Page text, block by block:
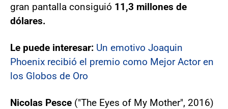
gran pantalla consiguió 11,3 millones de
dólares.
Le puede interesar: Un emotivo Joaquin
Phoenix recibió el premio como Mejor Actor en
los Globos de Oro
Nicolas Pesce ("The Eyes of My Mother", 2016)